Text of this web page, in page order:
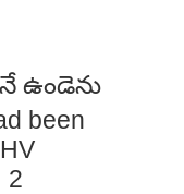
నే ఉండెను
been
HV
2